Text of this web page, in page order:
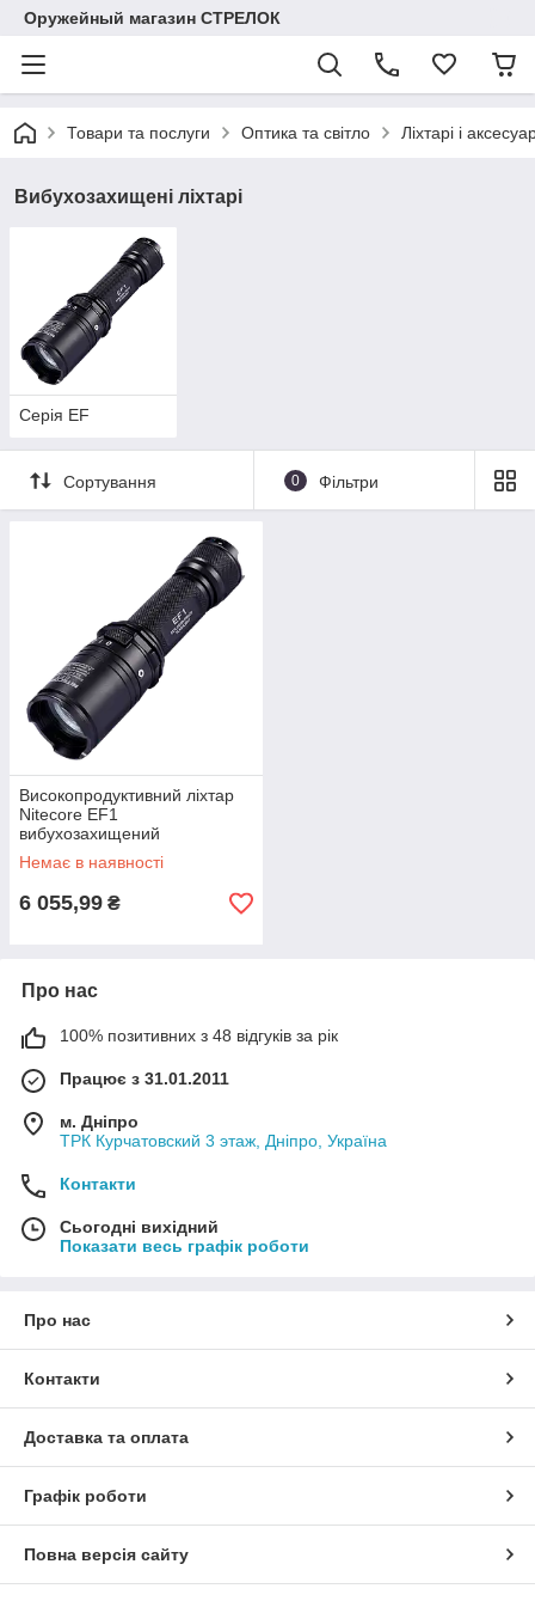
Оружейный магазин СТРЕЛОК
Товари та послуги Оптика та світло Ліхтарі і
Вибухозахищені ліхтарі
Серія EF
Сортування 0 Фільтри
Високопродуктивний ліхтар
Nitecore EF1
вибухозахищений
Немає в наявності
6 055,99 ₴
Про нас
100% позитивних з 48 відгуків за рік
Працює з 31.01.2011
м. Дніпро
ТРК Курчатовский 3 этаж, Дніпро, Україна
Контакти
Сьогодні вихідний
Показати весь графік роботи
Про нас
Контакти
Доставка та оплата
Графік роботи
Повна версія сайту